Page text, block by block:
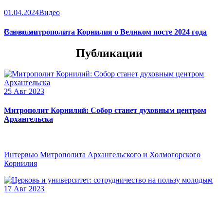
01.04.2024Видео
Слово митрополита Корнилия о Великом посте 2024 года
Все видео
Публикации
25 Авг 2023
Митрополит Корнилий: Собор станет духовным центром
Архангельска
Интервью Митрополита Архангельского и Холмогорского
Корнилия
17 Авг 2023